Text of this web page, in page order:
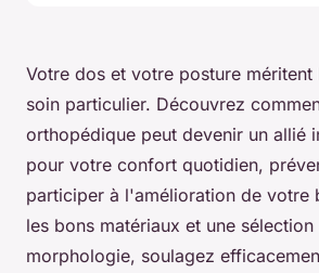
Votre dos et votre posture
soin particulier. Découvrez
orthopédique peut devenir un allié
pour votre confort quotidien,
participer à l'amélioration de votre
les bons matériaux et une
morphologie, soulagez